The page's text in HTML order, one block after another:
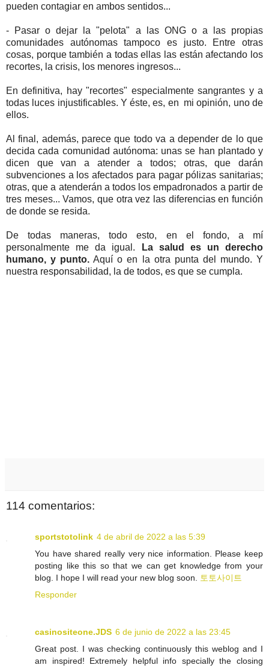
pueden contagiar en ambos sentidos...
- Pasar o dejar la "pelota" a las ONG o a las propias
comunidades autónomas tampoco es justo. Entre otras
cosas, porque también a todas ellas las están afectando los
recortes, la crisis, los menores ingresos...
En definitiva, hay "recortes" especialmente sangrantes y a
todas luces injustificables. Y éste, es, en mi opinión, uno de
ellos.
Al final, además, parece que todo va a depender de lo que
decida cada comunidad autónoma: unas se han plantado y
dicen que van a atender a todos; otras, que darán
subvenciones a los afectados para pagar pólizas sanitarias;
otras, que a atenderán a todos los empadronados a partir de
tres meses... Vamos, que otra vez las diferencias en función
de donde se resida.
De todas maneras, todo esto, en el fondo, a mí
personalmente me da igual.
La salud es un derecho
humano, y punto. Aquí o en la otra punta del mundo. Y
nuestra responsabilidad, la de todos, es que se cumpla.
114 comentarios:
sportstotolink 4 de abril de 2022 a las 5:39
You have shared really very nice information. Please keep
posting like this so that we can get knowledge from your
blog. I hope I will read your new blog soon. 토토사이트
Responder
casinositeone.JDS 6 de junio de 2022 a las 23:45
Great post. I was checking continuously this weblog and I
am inspired! Extremely helpful info specially the closing